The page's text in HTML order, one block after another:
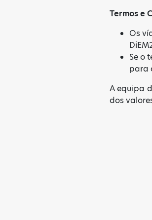
Termos e
Os
Se o
para
A equipa
dos